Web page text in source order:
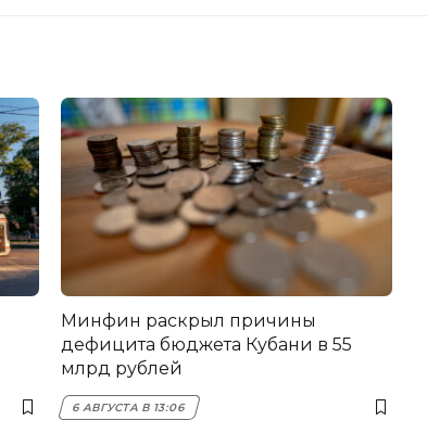
Минфин раскрыл причины
дефицита бюджета Кубани в 55
млрд рублей
6 АВГУСТА В 13:06